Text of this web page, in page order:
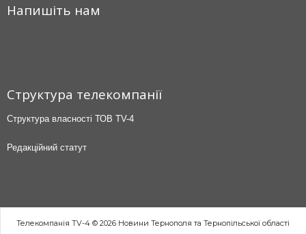
Напишіть нам
Структура телекомпанії
Структура власності ТОВ TV-4
Редакційний статут
Телекомпанія TV-4 © 2026 Новини Тернополя та Тернопільської області